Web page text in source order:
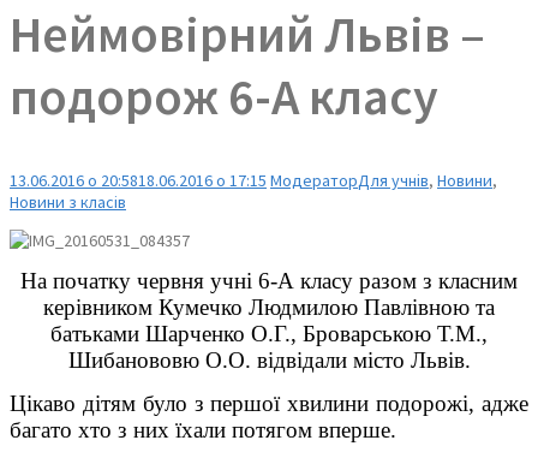
Неймовірний Львів –
подорож 6-А класу
13.06.2016 о 20:5818.06.2016 о 17:15 МодераторДля учнів, Новини,
Новини з класів
На початку червня учні 6-А класу разом з класним
керівником Кумечко Людмилою Павлівною та
батьками Шарченко О.Г., Броварською Т.М.,
Шибанововю О.О. відвідали місто Львів.
Цікаво дітям було з першої хвилини подорожі, адже
багато хто з них їхали потягом вперше.